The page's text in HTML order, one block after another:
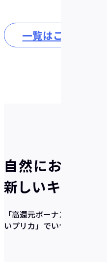
一覧はこちら
自然にお得が貯
新しいキャッシ
「高還元ボーナス×充実の
いプリカ」 でいつの間にか貯